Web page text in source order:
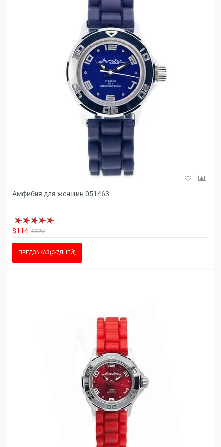
Амфибия для женщин 051463
$114 $120
ПРЕДЗАКАЗ(3-7ДНЕЙ)